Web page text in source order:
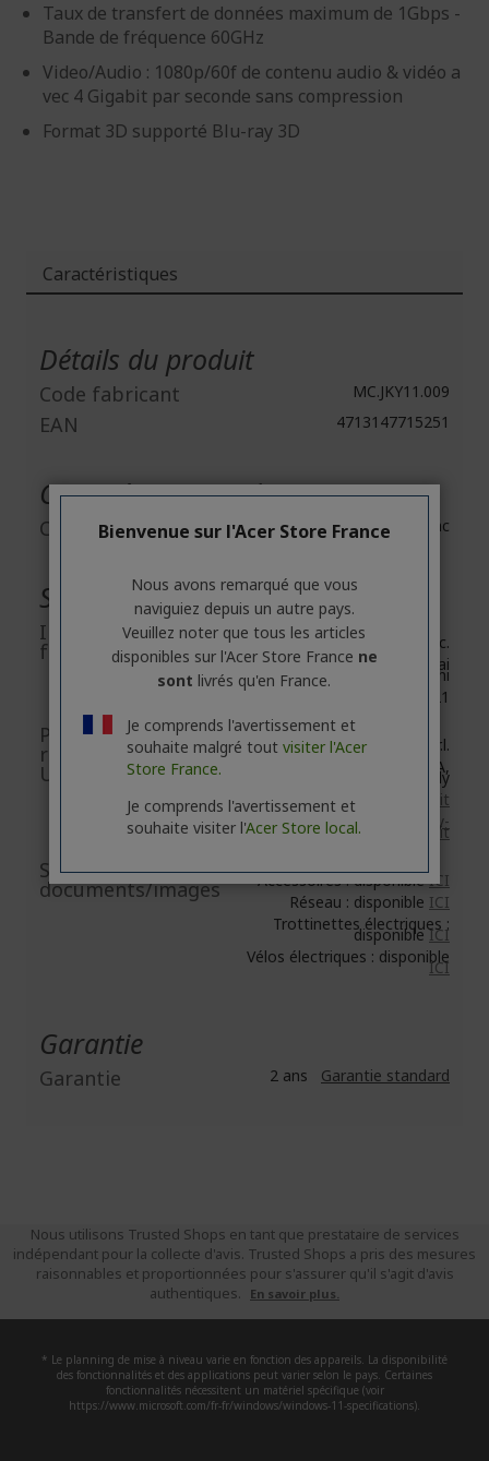
Taux de transfert de données maximum de 1Gbps -
Bande de fréquence 60GHz
Video/Audio : 1080p/60f de contenu audio & vidéo a
vec 4 Gigabit par seconde sans compression
Format 3D supporté Blu-ray 3D
Caractéristiques
Détails du produit
Code fabricant MC.JKY11.009
EAN 4713147715251
Caractéristiques physiques
Couleur Blanc
Sécurité générale des produits
Informations du
fabricant
Acer Inc.
8F, No. 88, Section 1, Xin Tai
5th Road, Xizhi
New Taipei City 221
Personne
responsable
UE/Importateur UE
Acer Italy S.r.l.
Viale delle Industrie 1/A,
20044 Arese (MI), Italy
https://www.acer.com/it-it
e-mail :
acer-italy-
srl@legalmail.it
Sécurité des
documents/images Accessoires : disponibleICI
Réseau : disponible ICI
Trottinettes électriques :
disponibleICI
Vélos électriques : disponible
ICI
Garantie
Garantie 2 ans Garantie standard
Nous utilisons Trusted Shops en tant que prestataire de services
indépendant pour la collecte d'avis. Trusted Shops a pris des mesures
raisonnables et proportionnées pour s'assurer qu'il s'agit d'avis
authentiques.
En savoir plus.
* Le planning de mise à niveau varie en fonction des appareils. La disponibilité
des fonctionnalités et des applications peut varier selon le pays. Certaines
fonctionnalités nécessitent un matériel spécifique (voir
https://www.microsoft.com/fr-fr/windows/windows-11-specifications).
Bienvenue sur l'Acer Store France
Nous avons remarqué que vous
naviguiez depuis un autre pays.
Veuillez noter que tous les articles
disponibles sur l'Acer Store France ne
sont livrés qu'en France.
Je comprends l'avertissement et
souhaite malgré tout visiter l'Acer
Store France.
Je comprends l'avertissement et
souhaite visiter l'Acer Store local.